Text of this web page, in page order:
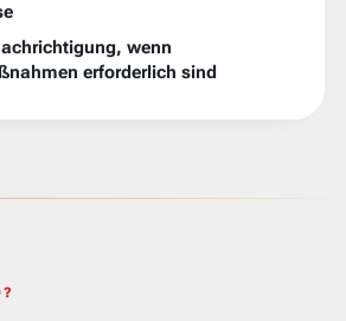
wenn
erforderlich sind